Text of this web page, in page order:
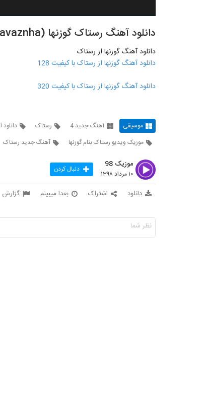
دانلود آهنگ رستاک گوزنها (Rastaak Gavaznha)
دانلود آهنگ گوزنها از رستاک
دانلود آهنگ گوزنها از رستاک با کیفیت 128
دانلود آهنگ گوزنها از رستاک با کیفیت 320
موسیقی آهنگ جدید 4 رستاک
موزیک ویدیو رستاک بنام گوزنها
آهنگ جدید رستاک
موزیک 98
۱۰ مرداد ۱۳۹۸ دنبال کردن
دانلود اشتراک بعدا میبینم گزارش